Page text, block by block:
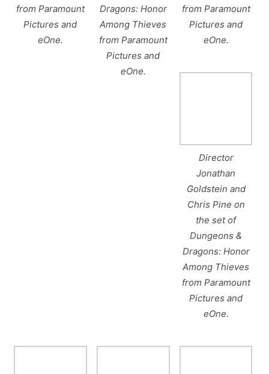
from Paramount
Pictures and
eOne.
Dragons: Honor
Among Thieves
from Paramount
Pictures and
eOne.
from Paramount
Pictures and
eOne.
Director
Jonathan
Goldstein and
Chris Pine on
the set of
Dungeons &
Dragons: Honor
Among Thieves
from Paramount
Pictures and
eOne.